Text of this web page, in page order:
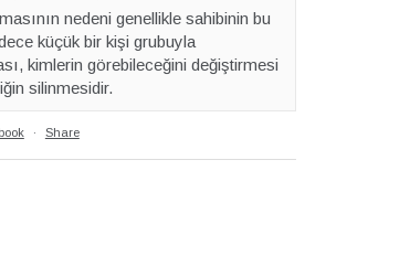
nedeni genellikle sahibinin bu
küçük bir kişi grubuyla
kimlerin görebileceğini değiştirmesi
silinmesidir.
· Share